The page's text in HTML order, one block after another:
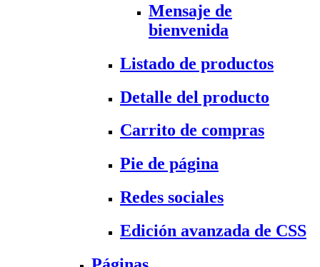
Mensaje de
bienvenida
Listado de productos
Detalle del producto
Carrito de compras
Pie de página
Redes sociales
Edición avanzada de CSS